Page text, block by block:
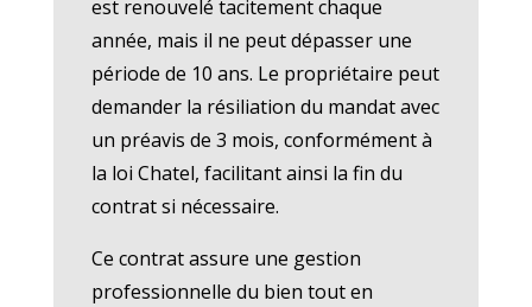
est renouvelé tacitement chaque
année, mais il ne peut dépasser une
période de 10 ans. Le propriétaire peut
demander la résiliation du mandat avec
un préavis de 3 mois, conformément à
la loi Chatel, facilitant ainsi la fin du
contrat si nécessaire.
Ce contrat assure une gestion
professionnelle du bien tout en